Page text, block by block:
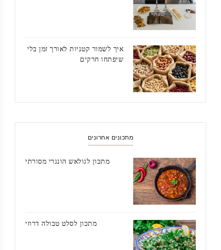
איך לשמור קטניות לאורך זמן בלי
שיפתחו חרקים
מתכונים אחרונים
מתכון לגולאש הונגרי מסורתי
מתכון לסלט טבולה דרוזי